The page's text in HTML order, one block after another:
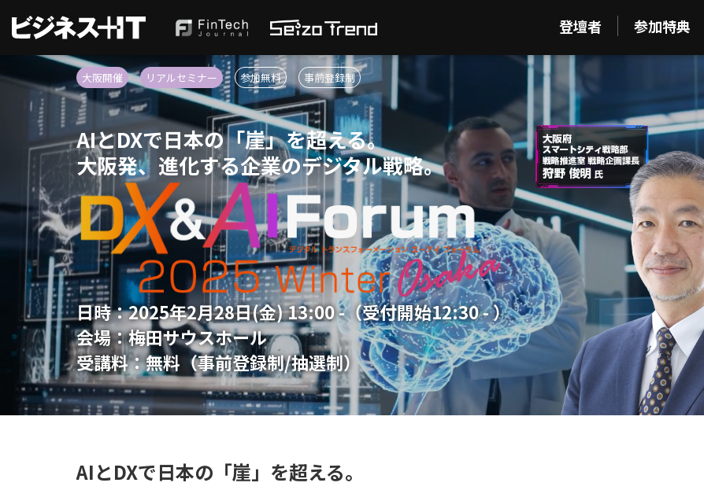
登壇者 参加特典
大阪開催 リアルセミナー 参加無料 事前登録制
AIとDXで日本の「崖」を超える。
大阪発、進化する企業のデジタル戦略。
日時：2025年2月28日(金) 13:00 -（受付開始12:30 - ）
会場：梅田サウスホール
受講料：無料（事前登録制/抽選制）
AIとDXで日本の「崖」を超える。